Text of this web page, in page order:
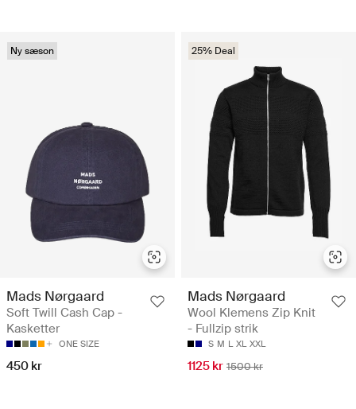
Ny sæson
Mads Nørgaard
Soft Twill Cash Cap -
Kasketter
ONE SIZE
450 kr
25% Deal
Mads Nørgaard
Wool Klemens Zip Knit
- Fullzip strik
S M L XL XXL
1125 kr 1500 kr